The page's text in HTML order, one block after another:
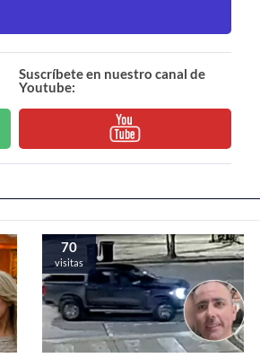
Suscríbete en nuestro canal de
Youtube:
70
visitas